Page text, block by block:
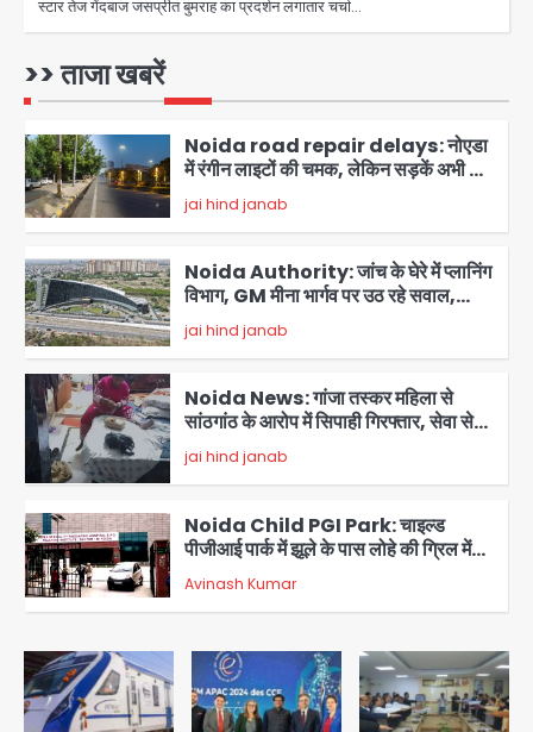
स्टार तेज गेंदबाज जसप्रीत बुमराह का प्रदर्शन लगातार चर्चा…
>> ताजा खबरें
1
Heavy rains wreak havoc in
चमोली-उत्तरकाशी में श्रद्धालु फंसे, नदियां खतरे
2
Noida road repair delays: नोएडा
में रंगीन लाइटों की चमक, लेकिन सड़कें अभी भी
उखड़ी: प्राधिकरण के सौंदर्यीकरण बनाम आम
आदमी की परेशानी
jai hind janab
3
Noida Authority: जांच के घेरे में प्लानिंग
विभाग, GM मीना भार्गव पर उठ रहे सवाल,
कार्रवाई में देरी पर भी चर्चा तेज
jai hind janab
4
Noida News: गांजा तस्कर महिला से
सांठगांठ के आरोप में सिपाही गिरफ्तार, सेवा से
बर्खास्त, कई पुलिसकर्मियों में डर
jai hind janab
5
Noida Child PGI Park: चाइल्ड
पीजीआई पार्क में झूले के पास लोहे की ग्रिल में
उतरा करंट, 7 साल के बच्चे की हालत गंभीर,
बिजली विभाग पर लापरवाही का आरोप
Avinash Kumar
Heavy rains wreak havoc in
Uttarakhand: भूस्खलन से यमुनोत्री,
केदारनाथ और सिमली-ग्वालदम हाईवे बंद,
चमोली-उत्तरकाशी में श्रद्धालु फंसे, नदियां खतरे
jai hind janab